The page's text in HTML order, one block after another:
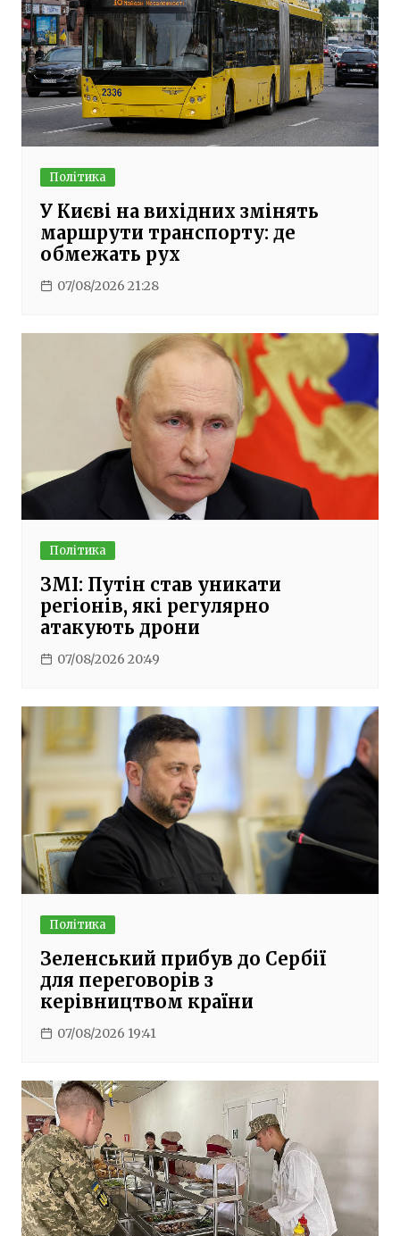
Політика
У Києві на вихідних змінять
маршрути транспорту: де
обмежать рух
07/08/2026 21:28
Політика
ЗМІ: Путін став уникати
регіонів, які регулярно
атакують дрони
07/08/2026 20:49
Політика
Зеленський прибув до Сербії
для переговорів з
керівництвом країни
07/08/2026 19:41